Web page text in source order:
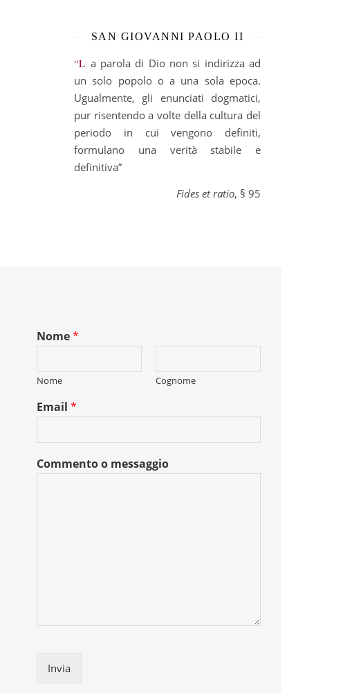
SAN GIOVANNI PAOLO II
“La parola di Dio non si indirizza ad
un solo popolo o a una sola epoca.
Ugualmente, gli enunciati dogmatici,
pur risentendo a volte della cultura del
periodo in cui vengono definiti,
formulano una verità stabile e
definitiva”
Fides et ratio, § 95
Nome*
Nome Cognome
Email *
Commento o messaggio
Invia